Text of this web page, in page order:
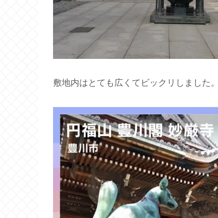
敷地内はとても広くてビックリしました